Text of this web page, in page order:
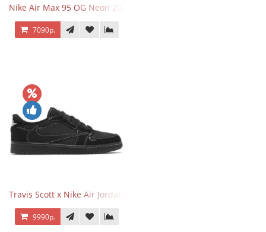
Nike Air Max 95 OG Neon 2025
7090р.
Travis Scott x Nike Air Jordan 1 Retro Low OG SP Black Phantom
9990р.